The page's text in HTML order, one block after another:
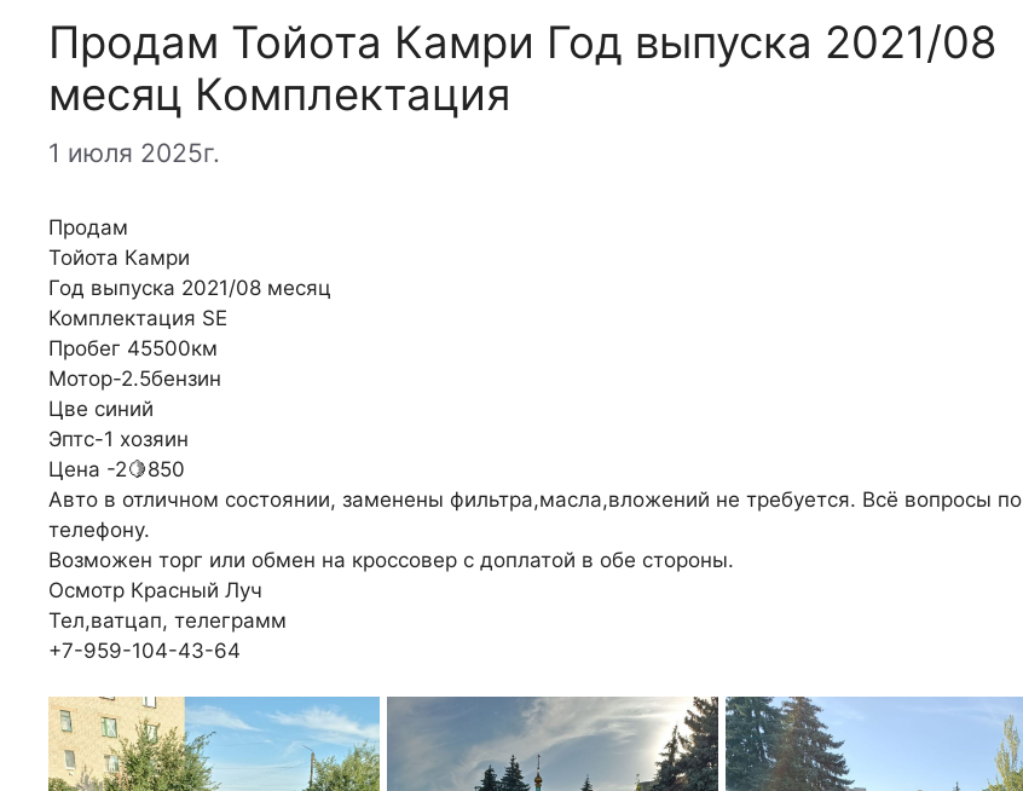
Продам Тойота Камри Год выпуска 2021/08
месяц Комплектация
1 июля 2025г.
Продам
Тойота Камри
Год выпуска 2021/08 месяц
Комплектация SE
Пробег 45500км
Мотор-2.5бензин
Цве синий
Эптс-1 хозяин
Цена -2🍋850
Авто в отличном состоянии, заменены фильтра,масла,вложений не требуется. Всё вопросы по
телефону.
Возможен торг или обмен на кроссовер с доплатой в обе стороны.
Осмотр Красный Луч
Тел,ватцап, телеграмм
+7-959-104-43-64